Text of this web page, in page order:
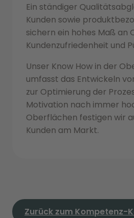
Ein ständiger
Kunden sowie
sichern ein hohes Maß an
Kundenzufriedenheit und
Unser Know How in der
umfasst das Entwickeln
zur Optimierung der
Motivation nach immer
Oberflächen festigen wir
Kunden am Markt.
Zurück zum Kompetenz-